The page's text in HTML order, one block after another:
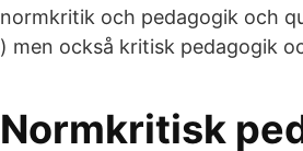
normkritik och pedagogik och
) men också kritisk pedagogik
Normkritisk